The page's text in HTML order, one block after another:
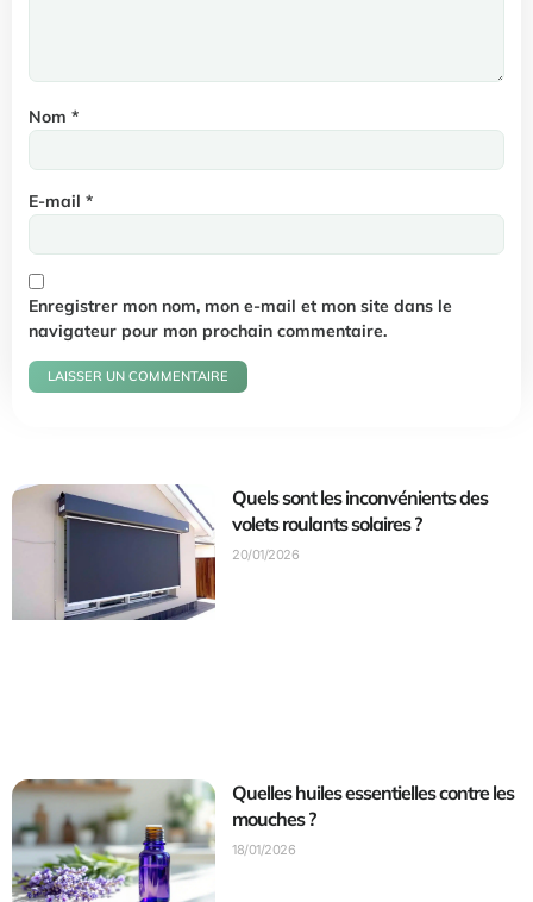
Nom *
E-mail *
Enregistrer mon nom, mon e-mail et mon site dans le
navigateur pour mon prochain commentaire.
Quels sont les inconvénients des
volets roulants solaires ?
20/01/2026
Quelles huiles essentielles contre les
mouches ?
18/01/2026